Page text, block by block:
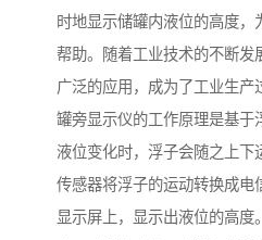
时地显示储罐内液位的高度，
帮助。随着工业技术的不断发
广泛的应用，成为了工业生产
罐旁显示仪的工作原理是基于
液位变化时，浮子会随之上下
传感器将浮子的运动转换成电
显示屏上，显示出液位的高度